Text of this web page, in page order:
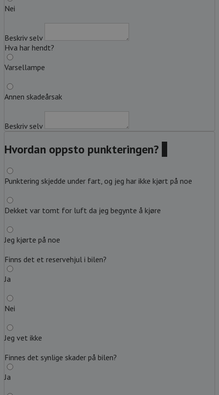
Nei
Beskriv selv
Hva har hendt?
Varsellampe
Annen skadeårsak
Beskriv selv
Hvordan oppsto punkteringen?
Punktering skjedde under fart, og jeg har ikke kjørt på noe
Dekket var tomt for luft da jeg begynte å kjøre
Jeg kjørte på noe
Finns det et reservehjul i bilen?
Ja
Nei
Jeg vet ikke
Finnes det synlige skader på bilen?
Ja